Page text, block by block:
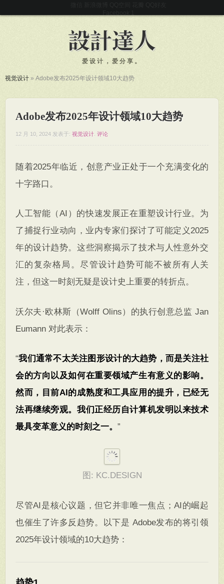
爱设计，爱分享。
视觉设计 » Adobe发布2025年设计领域10大趋势
Adobe发布2025年设计领域10大趋势
12 月 10, 2024 发表于: 视觉设计 评论
随着2025年临近，创意产业正处于一个充满变化的
十字路口。
人工智能（AI）的快速发展正在重塑设计行业。为
了捕捉行业动向，业内专家们探讨了可能定义2025
年的设计趋势。这些洞察揭示了技术与人性意外交
汇的复杂格局。尽管设计趋势可能不被所有人关
注，但这一时刻无疑是设计史上重要的转折点。
沃尔夫·欧林斯（Wolff Olins）的执行创意总监 Jan
Eumann 对此表示：
“我们通常不太关注图形设计的大趋势，而是关注社
会的方向以及如何在重要领域产生有意义的影响。
然而，目前AI的成熟度和工具应用的提升，已经无
法再继续旁观。我们正经历自计算机发明以来技术
最具变革意义的时刻之一。 ”
图: KC.DESIGN
尽管AI是核心议题，但它并非唯一焦点；AI的崛起
也催生了许多反趋势。以下是 Adobe发布的将引领
2025年设计领域的10大趋势：